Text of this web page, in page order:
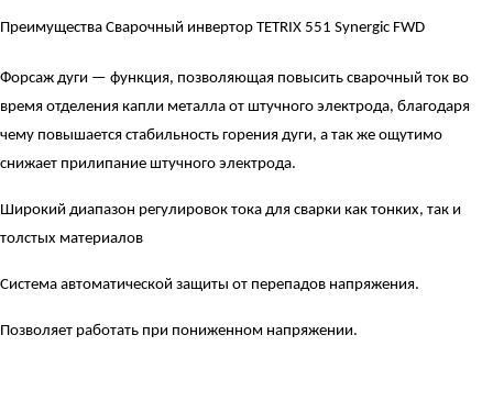
Преимущества Сварочный инвертор TETRIX 551 Synergic FWD
Форсаж дуги — функция, позволяющая повысить сварочный ток во
время отделения капли металла от штучного электрода, благодаря
чему повышается стабильность горения дуги, а так же ощутимо
снижает прилипание штучного электрода.
Широкий диапазон регулировок тока для сварки как тонких, так и
толстых материалов
Система автоматической защиты от перепадов напряжения.
Позволяет работать при пониженном напряжении.